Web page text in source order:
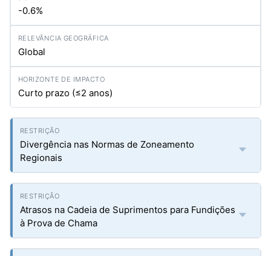
-0.6%
Global
Curto prazo (≤2 anos)
Divergência nas Normas de Zoneamento
Regionais
Atrasos na Cadeia de Suprimentos para Fundições
à Prova de Chama